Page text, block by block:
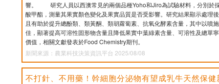
響。 研究人員以西澳常見的兩個品種Yoho和Jiro為試驗材料，分別於
酸甲酯，測量其果實顏色變化及果實品質是否受影響。研究結果顯示處理
且有助於提升總酚類、類黃酮、類胡蘿蔔素、抗氧化酵素含量，其中以噴
佳，顯著提高可溶性固形物含量且降低果實中葉綠素含量、可溶性及總單
價值，相關文獻發表於Food Chemistry期刊。
新聞來源：農業科技決策資訊平台 2025/08/08
不打針、不用藥！幹細胞分泌物有望成乳牛天然保健